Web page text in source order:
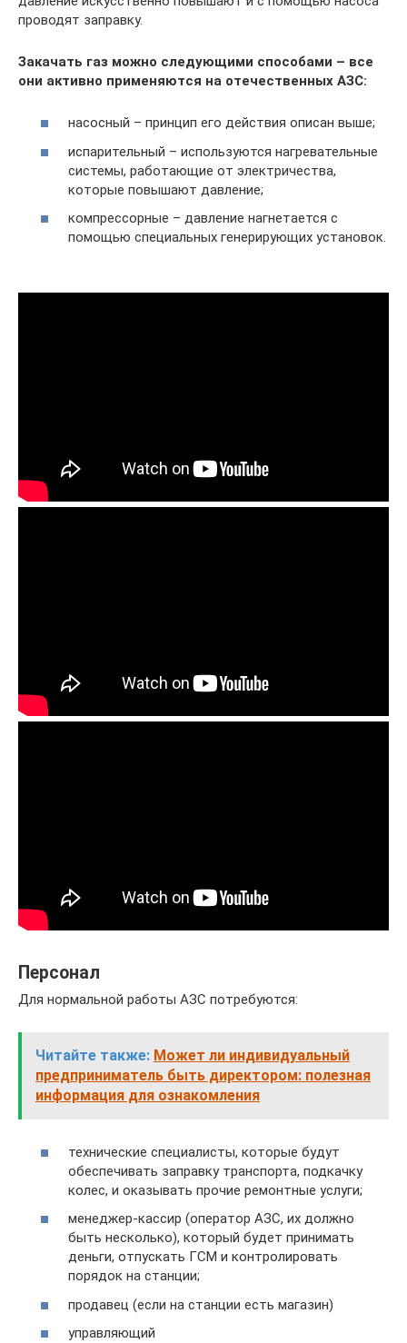
проводят заправку.
Закачать газ можно следующими способами – все
они активно применяются на отечественных АЗС:
насосный – принцип его действия описан выше;
испарительный – используются нагревательные
системы, работающие от электричества,
которые повышают давление;
компрессорные – давление нагнетается с
помощью специальных генерирующих установок.
Персонал
Для нормальной работы АЗС потребуются:
Читайте также: Может ли индивидуальный
предприниматель быть директором: полезная
информация для ознакомления
технические специалисты, которые будут
обеспечивать заправку транспорта, подкачку
колес, и оказывать прочие ремонтные услуги;
менеджер-кассир (оператор АЗС, их должно
быть несколько), который будет принимать
деньги, отпускать ГСМ и контролировать
порядок на станции;
продавец (если на станции есть магазин)
управляющий